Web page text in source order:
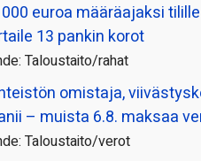
euroa määräajaksi
13 pankin korot
Taloustaito/rahat
omistaja,
– muista 6.8. maksaa
Taloustaito/verot